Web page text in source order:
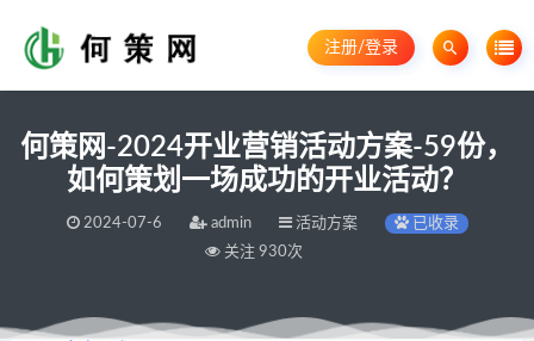
注册/登录
何策网-2024开业营销活动方案-59份，
如何策划一场成功的开业活动？
2024-07-6 admin 活动方案
已收录
关注 930次